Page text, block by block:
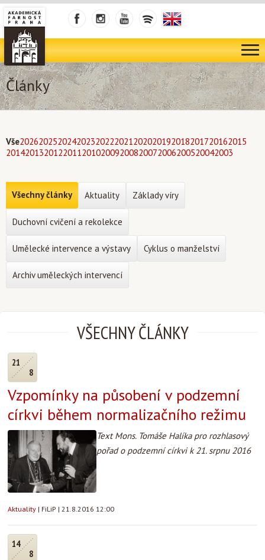
Články
Vše202620252024202320222021202020192018201720162015
201420132012201120102009200820072006200520042003
VŠECHNY ČLÁNKY
21
8
Vzpomínky na působení v podzemní
církvi během normalizačního režimu
Text Mons. Tomáše Halíka pro rozhlasový
pořad o podzemní církvi k 21. srpnu 2016
Aktuality | FiLiP | 21.8.2016 12:00
14
8
Všechny články Aktuality Základy víry
Duchovní cvičení a rekolekce
Umělecké intervence a výstavy Cyklus o manželství
Archiv uměleckých intervencí